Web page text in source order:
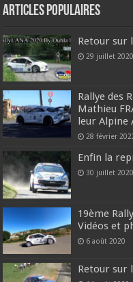
Articles populaires
Retour sur
29 juillet 2020
Rallye des
Mathieu
leur Alpine
28 février
Enfin la
30 juillet 2020
19ème
Vidéos et
6 août 2020
Retour sur